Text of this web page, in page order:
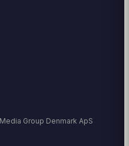
Group Denmark ApS